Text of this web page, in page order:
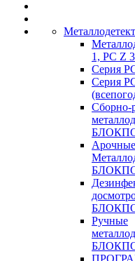
1, PC Z 3
Серия
Серия
Сборно-
Арочные
Ручные